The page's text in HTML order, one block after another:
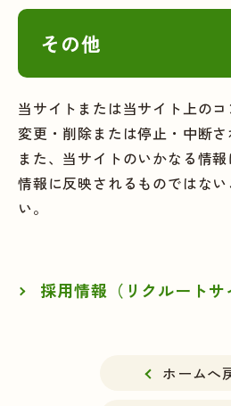
その他
当サイトまたは当サイト上の
変更・削除または停止・中断さ
また、当サイトのいかなる情
情報に反映されるものではな
い。
採用情報（リクルートサ
ホームへ